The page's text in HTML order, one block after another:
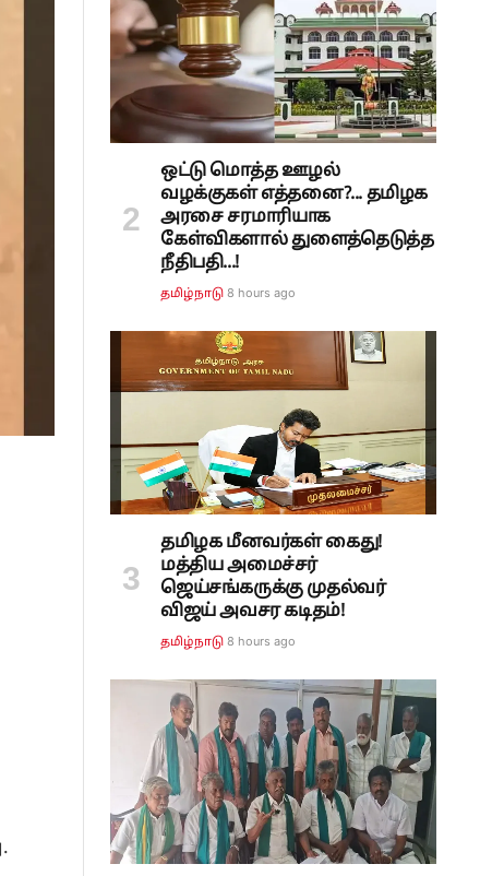
ஒட்டு மொத்த ஊழல்
வழக்குகள் எத்தனை?... தமிழக
அரசை சரமாரியாக
கேள்விகளால் துளைத்தெடுத்த
நீதிபதி...!
தமிழ்நாடு 8 hours ago
தமிழக மீனவர்கள் கைது!
மத்திய அமைச்சர்
ஜெய்சங்கருக்கு முதல்வர்
விஜய் அவசர கடிதம்!
தமிழ்நாடு 8 hours ago